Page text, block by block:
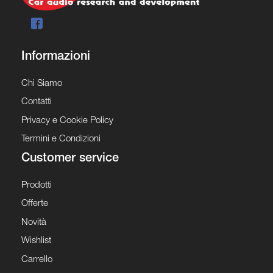
Informazioni
Chi Siamo
Contatti
Privacy e Cookie Policy
Termini e Condizioni
Customer service
Prodotti
Offerte
Novità
Wishlist
Carrello